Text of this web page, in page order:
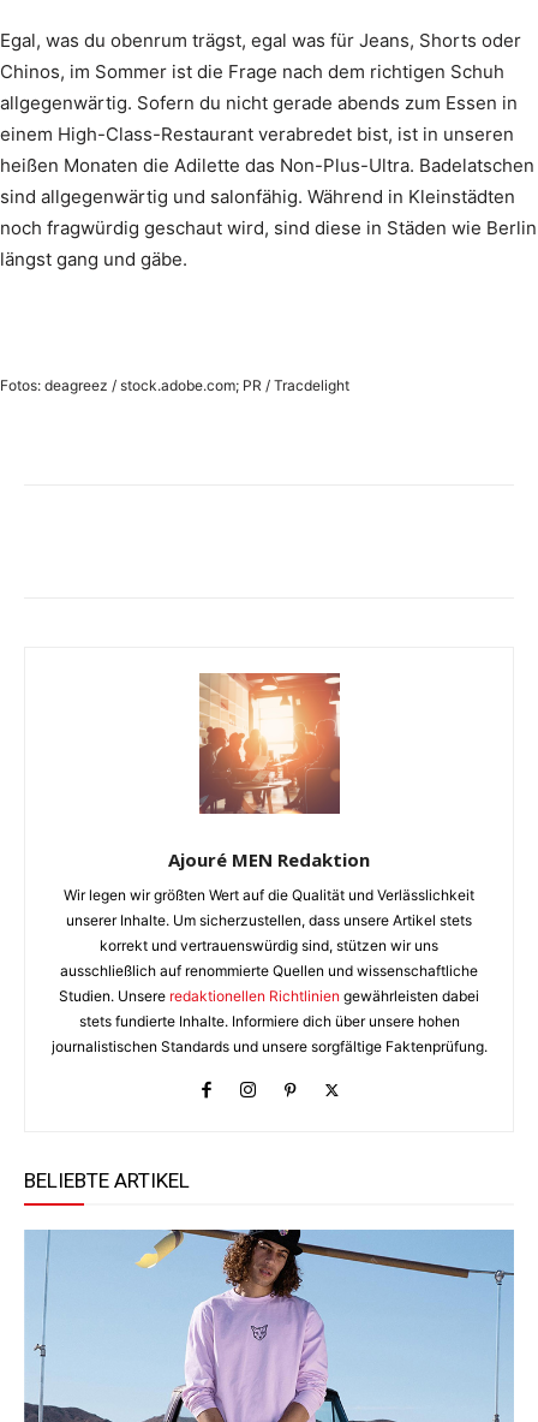
Egal, was du obenrum trägst, egal was für Jeans, Shorts oder
Chinos, im Sommer ist die Frage nach dem richtigen Schuh
allgegenwärtig. Sofern du nicht gerade abends zum Essen in
einem High-Class-Restaurant verabredet bist, ist in unseren
heißen Monaten die Adilette das Non-Plus-Ultra. Badelatschen
sind allgegenwärtig und salonfähig. Während in Kleinstädten
noch fragwürdig geschaut wird, sind diese in Städen wie Berlin
längst gang und gäbe.
Fotos: deagreez / stock.adobe.com; PR / Tracdelight
Ajouré MEN Redaktion
Wir legen wir größten Wert auf die Qualität und Verlässlichkeit
unserer Inhalte. Um sicherzustellen, dass unsere Artikel stets
korrekt und vertrauenswürdig sind, stützen wir uns
ausschließlich auf renommierte Quellen und wissenschaftliche
Studien. Unsere redaktionellen Richtlinien gewährleisten dabei
stets fundierte Inhalte. Informiere dich über unsere hohen
journalistischen Standards und unsere sorgfältige Faktenprüfung.
BELIEBTE ARTIKEL